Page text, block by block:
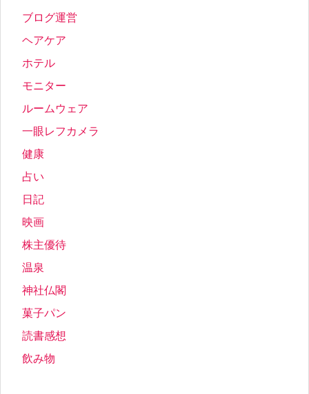
ブログ運営
ヘアケア
ホテル
モニター
ルームウェア
一眼レフカメラ
健康
占い
日記
映画
株主優待
温泉
神社仏閣
菓子パン
読書感想
飲み物